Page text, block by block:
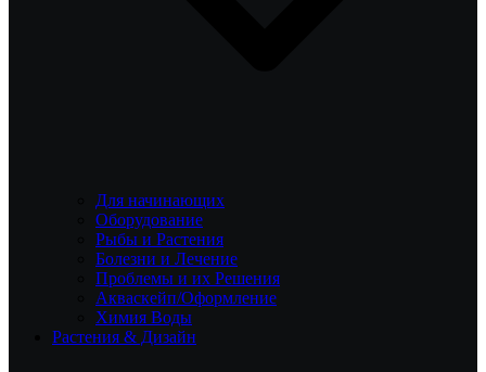
Для начинающих
Оборудование
Рыбы и Растения
Болезни и Лечение
Проблемы и их Решения
Акваскейп/Оформление
Химия Воды
Растения & Дизайн